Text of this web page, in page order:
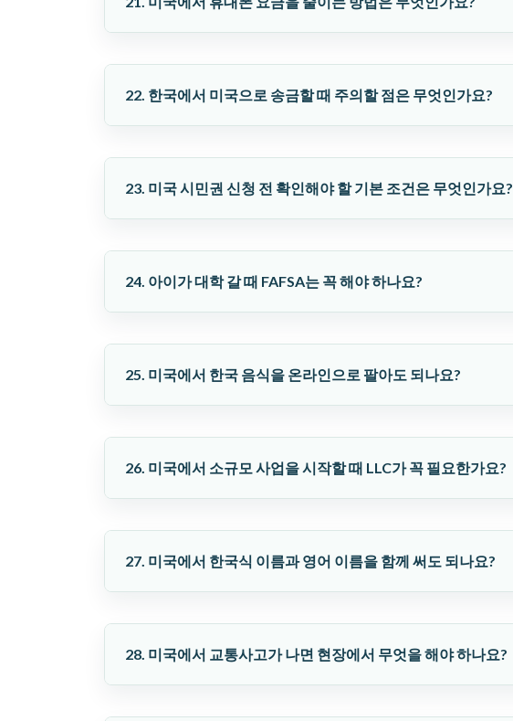
22. 한국에서 미국으로 송금할 때 주의할 점은 무엇인가요?
23. 미국 시민권 신청 전 확인해야 할 기본 조건은 무엇인가요?
24. 아이가 대학 갈 때 FAFSA는 꼭 해야 하나요?
25. 미국에서 한국 음식을 온라인으로 팔아도 되나요?
26. 미국에서 소규모 사업을 시작할 때 LLC가 꼭 필요한가요?
27. 미국에서 한국식 이름과 영어 이름을 함께 써도 되나요?
28. 미국에서 교통사고가 나면 현장에서 무엇을 해야 하나요?